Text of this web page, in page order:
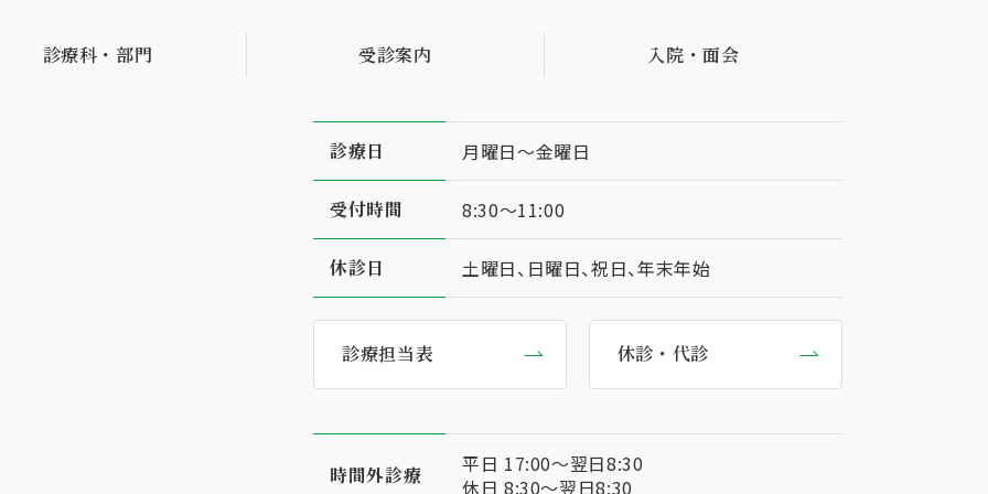
診療科・部門 受診案内 入院・面会
診療⽇ ⽉曜⽇〜⾦曜⽇
受付時間 8:30〜11:00
休診日 土曜日、日曜日、祝日、年末年始
診療担当表 休診・代診
時間外診療
平日 17:00〜翌日8:30
休日 8:30〜翌日8:30